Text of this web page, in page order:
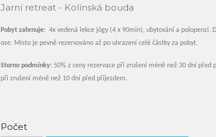
Jarní retreat - Kolínská bouda
Pobyt zahrnuje: 4x vedená lekce jógy (4 x 90min), ubytování a polopenzi.
ose. Místo je pevně rezervováno až po uhrazení celé částky za pobyt.
Storno podmínky: 50% z ceny rezervace při zrušení méně než 30 dní před
při zrušení méně než 10 dní před příjezdem.
Počet